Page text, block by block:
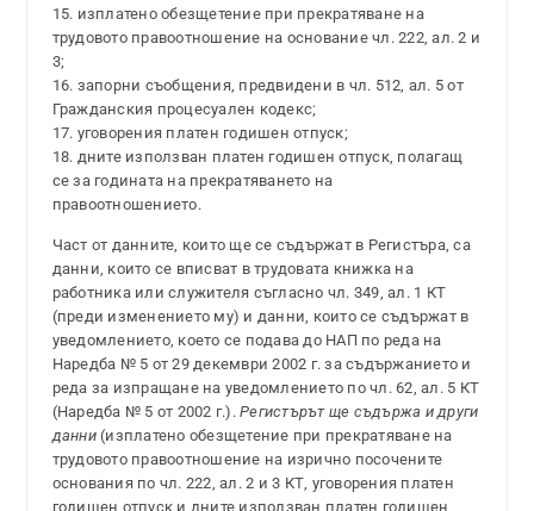
15. изплатено обезщетение при прекратяване на
трудовото правоотношение на основание чл. 222, ал. 2 и
3;
16. запорни съобщения, предвидени в чл. 512, ал. 5 от
Гражданския процесуален кодекс;
17. уговорения платен годишен отпуск;
18. дните използван платен годишен отпуск, полагащ
се за годината на прекратяването на
правоотношението.
Част от данните, които ще се съдържат в Регистъра, са
данни, които се вписват в трудовата книжка на
работника или служителя съгласно чл. 349, ал. 1 КТ
(преди изменението му) и данни, които се съдържат в
уведомлението, което се подава до НАП по реда на
Наредба № 5 от 29 декември 2002 г. за съдържанието и
реда за изпращане на уведомлението по чл. 62, ал. 5 КТ
(Наредба № 5 от 2002 г.).Регистърът ще съдържа и други
данни(изплатено обезщетение при прекратяване на
трудовото правоотношение на изрично посочените
основания по чл. 222, ал. 2 и 3 КТ, уговорения платен
годишен отпуск и дните използван платен годишен